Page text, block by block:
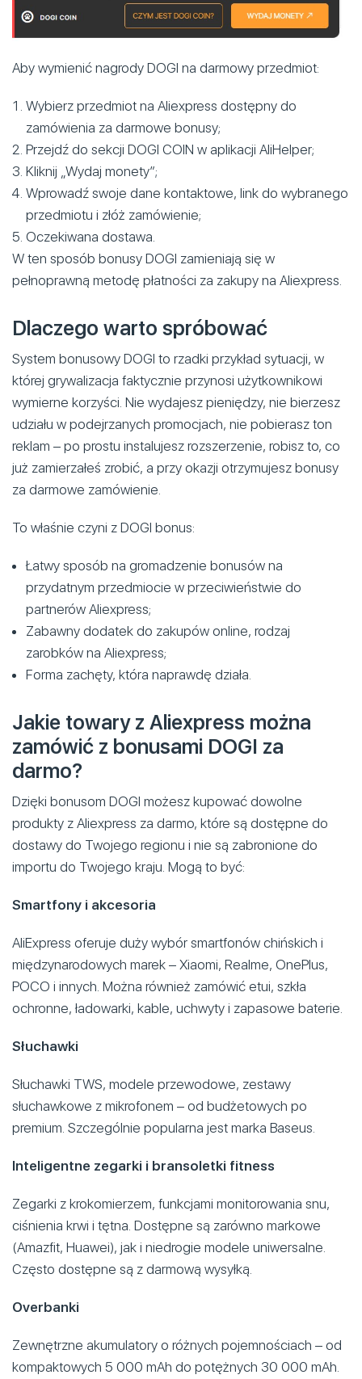
Aby wymienić nagrody DOGI na darmowy przedmiot:
Wybierz przedmiot na Aliexpress dostępny do
zamówienia za darmowe bonusy;
Przejdź do sekcji DOGI COIN w aplikacji AliHelper;
Kliknij „Wydaj monety”;
Wprowadź swoje dane kontaktowe, link do wybranego
przedmiotu i złóż zamówienie;
Oczekiwana dostawa.
W ten sposób bonusy DOGI zamieniają się w
pełnoprawną metodę płatności za zakupy na Aliexpress.
Dlaczego warto spróbować
System bonusowy DOGI to rzadki przykład sytuacji, w
której grywalizacja faktycznie przynosi użytkownikowi
wymierne korzyści. Nie wydajesz pieniędzy, nie bierzesz
udziału w podejrzanych promocjach, nie pobierasz ton
reklam – po prostu instalujesz rozszerzenie, robisz to, co
już zamierzałeś zrobić, a przy okazji otrzymujesz bonusy
za darmowe zamówienie.
To właśnie czyni z DOGI bonus:
Łatwy sposób na gromadzenie bonusów na
przydatnym przedmiocie w przeciwieństwie do
partnerów Aliexpress;
Zabawny dodatek do zakupów online, rodzaj
zarobków na Aliexpress;
Forma zachęty, która naprawdę działa.
Jakie towary z Aliexpress można
zamówić z bonusami DOGI za
darmo?
Dzięki bonusom DOGI możesz kupować dowolne
produkty z Aliexpress za darmo, które są dostępne do
dostawy do Twojego regionu i nie są zabronione do
importu do Twojego kraju. Mogą to być:
Smartfony i akcesoria
AliExpress oferuje duży wybór smartfonów chińskich i
międzynarodowych marek – Xiaomi, Realme, OnePlus,
POCO i innych. Można również zamówić etui, szkła
ochronne, ładowarki, kable, uchwyty i zapasowe baterie.
Słuchawki
Słuchawki TWS, modele przewodowe, zestawy
słuchawkowe z mikrofonem – od budżetowych po
premium. Szczególnie popularna jest marka Baseus.
Inteligentne zegarki i bransoletki fitness
Zegarki z krokomierzem, funkcjami monitorowania snu,
ciśnienia krwi i tętna. Dostępne są zarówno markowe
(Amazfit, Huawei), jak i niedrogie modele uniwersalne.
Często dostępne są z darmową wysyłką.
Overbanki
Zewnętrzne akumulatory o różnych pojemnościach – od
kompaktowych 5 000 mAh do potężnych 30 000 mAh.